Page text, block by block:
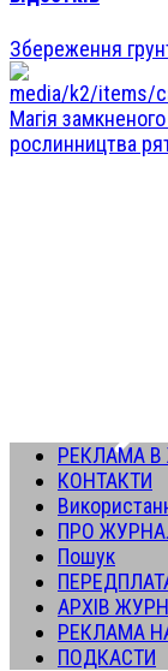
Збереження
Магія
рослинництва
РЕКЛАМА В
КОНТАКТИ
ПРО
Пошук
АРХІВ
РЕКЛАМА
ПОДКАСТИ